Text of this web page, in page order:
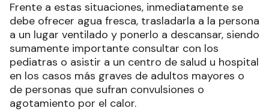
Frente a estas situaciones, inmediatamente se
debe ofrecer agua fresca, trasladarla a la persona
a un lugar ventilado y ponerlo a descansar, siendo
sumamente importante consultar con los
pediatras o asistir a un centro de salud u hospital
en los casos más graves de adultos mayores o
de personas que sufran convulsiones o
agotamiento por el calor.